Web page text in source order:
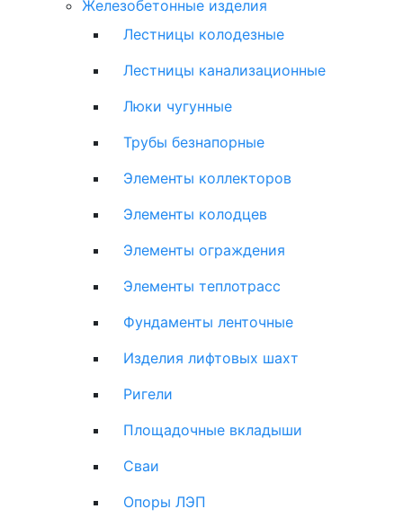
Железобетонные изделия
Лестницы колодезные
Лестницы канализационные
Люки чугунные
Трубы безнапорные
Элементы коллекторов
Элементы колодцев
Элементы ограждения
Элементы теплотрасс
Фундаменты ленточные
Изделия лифтовых шахт
Ригели
Площадочные вкладыши
Сваи
Опоры ЛЭП